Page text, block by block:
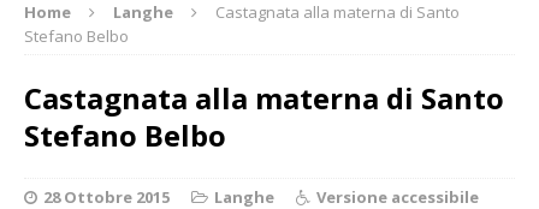
Home Langhe
Castagnata alla materna di Santo
Stefano Belbo
Castagnata alla materna di Santo
Stefano Belbo
28 Ottobre 2015 Langhe Versione accessibile